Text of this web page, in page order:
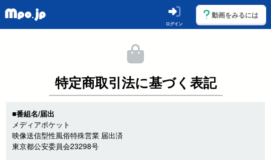
ログイン
動画をみるには
特定商取引法に基づく表記
■番組名/届出
メディアポケット
映像送信型性風俗特殊営業 届出済
東京都公安委員会23298号